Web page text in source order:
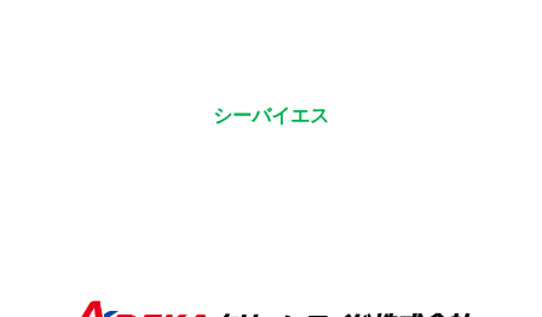
シーバイエス